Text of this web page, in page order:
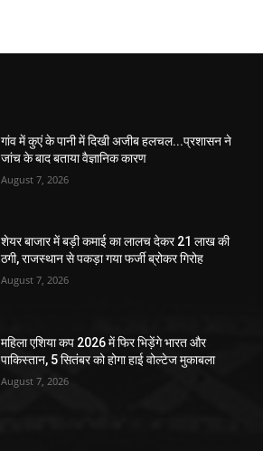
गांव में कुएं के पानी में दिखी अजीब हलचल...प्रशासन ने
जांच के बाद बताया वैज्ञानिक कारण
August 7, 2026
शेयर बाजार में बड़ी कमाई का लालच देकर 21 लाख की
ठगी, राजस्थान से पकड़ा गया फर्जी ब्रोकर गिरोह
August 7, 2026
महिला एशिया कप 2026 में फिर भिड़ेंगे भारत और
पाकिस्तान, 5 सितंबर को होगा हाई वोल्टेज मुकाबला
August 7, 2026